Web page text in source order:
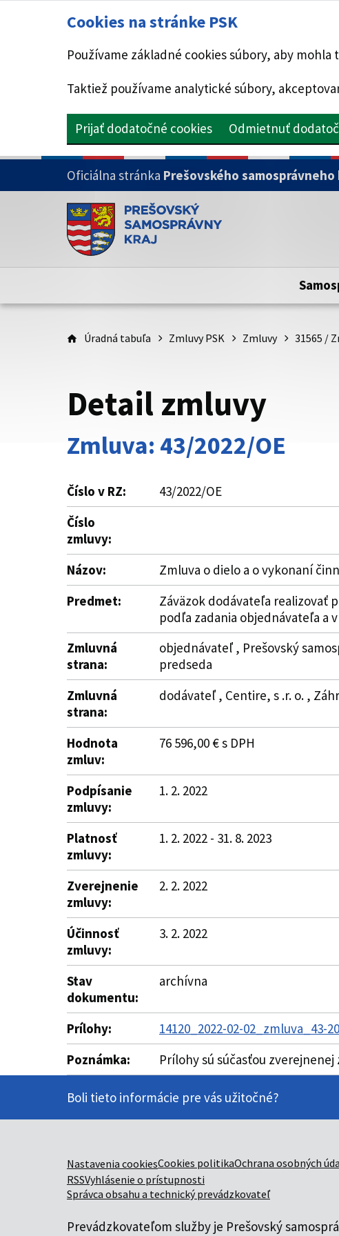
Cookies na stránke PSK
Používame základné cookies súbory, aby
Taktiež používame analytické súbory,
Prijať dodatočné cookies Odmietnuť
PRESKOČIŤ NA HLAVNÝ OBSAH
Oficiálna stránka Prešovského samosprávneho
Doména psk.sk je oficiálna
Toto je oficiálna webová stránka Prešovského
Úradná tabuľa Zmluvy PSK Zmluvy 31565 /
Detail zmluvy
Zmluva: 43/2022/OE
Číslo v RZ:
43/2022/OE
Číslo
zmluvy:
Názov:
Zmluva o dielo a o vykonaní
Predmet:
Záväzok dodávateľa realizovať
podľa zadania objednávateľa a
Zmluvná
strana:
objednávateľ , Prešovský
predseda
Zmluvná
strana:
dodávateľ , Centire, s .r. o. ,
Hodnota
zmluv:
76 596,00 € s DPH
Podpísanie
zmluvy:
1. 2. 2022
Platnosť
zmluvy:
1. 2. 2022 - 31. 8. 2023
Zverejnenie
zmluvy:
2. 2. 2022
Účinnosť
zmluvy:
3. 2. 2022
Stav
dokumentu:
archívna
Prílohy:
14120_2022-02-02_zmluva_43-
Poznámka:
Prílohy sú súčasťou zverejnenej
Boli tieto informácie pre vás užitočné?
Nastavenia cookiesCookies politikaOchrana osobných
RSSVyhlásenie o prístupnosti
Správca obsahu a technický prevádzkovateľ
Prevádzkovateľom služby je Prešovský